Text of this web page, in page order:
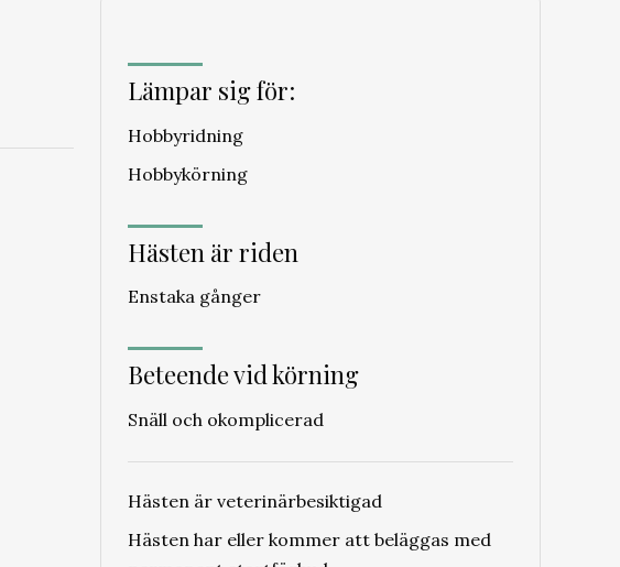
Lämpar sig för:
Hobbyridning
Hobbykörning
Hästen är riden
Enstaka gånger
Beteende vid körning
Snäll och okomplicerad
Hästen är veterinärbesiktigad
Hästen har eller kommer att beläggas med